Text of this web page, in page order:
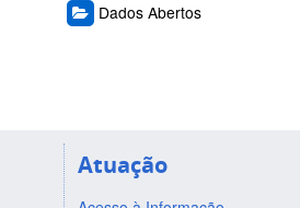
Dados Abertos
Atuação